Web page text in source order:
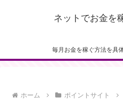
ネットでお金を
毎月お金を稼ぐ方法を具
ホーム ポイントサイト